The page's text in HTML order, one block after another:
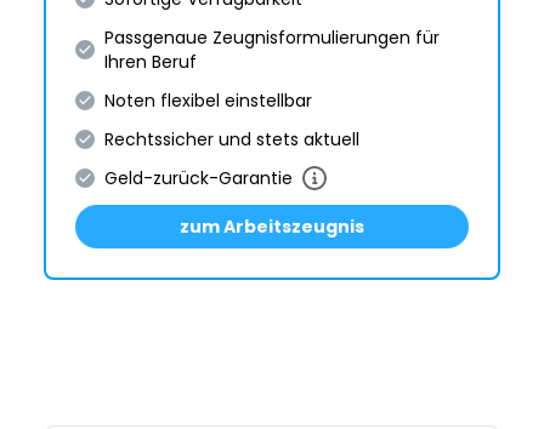
Passgenaue Zeugnis­formulie­rungen für
Ihren Beruf
Noten flexibel einstellbar
Rechtssicher und stets aktuell
Geld-zurück-Garantie
zum Arbeitszeugnis